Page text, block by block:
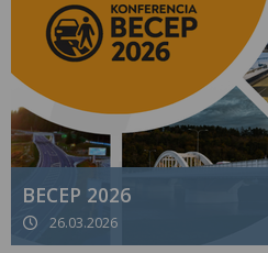
BECEP 2026
26.03.2026